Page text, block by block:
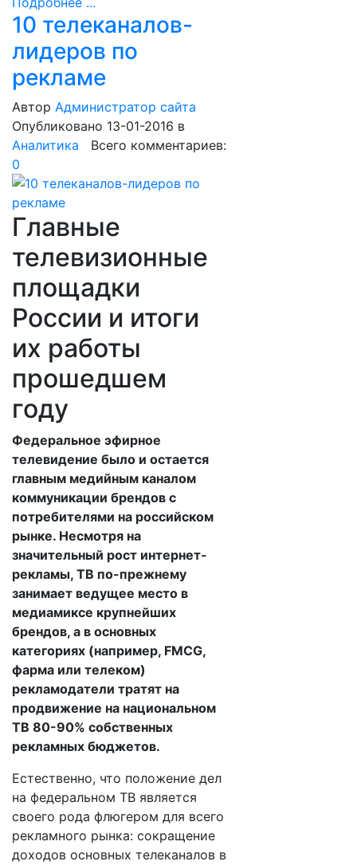
10 телеканалов-
лидеров по
рекламе
Автор Администратор сайта
Опубликовано 13-01-2016 в
Аналитика Всего комментариев:
0
Главные
телевизионные
площадки
России и итоги
их работы
прошедшем
году
Федеральное эфирное
телевидение было и остается
главным медийным каналом
коммуникации брендов с
потребителями на российском
рынке. Несмотря на
значительный рост интернет-
рекламы, ТВ по-прежнему
занимает ведущее место в
медиамиксе крупнейших
брендов, а в основных
категориях (например, FMCG,
фарма или телеком)
рекламодатели тратят на
продвижение на национальном
ТВ 80-90% собственных
рекламных бюджетов.
Естественно, что положение дел
на федеральном ТВ является
своего рода флюгером для всего
рекламного рынка: сокращение
доходов основных телеканалов в